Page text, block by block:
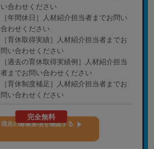
い合わせください
［年間休日］人材紹介担当者までお問い
合わせください
［育休取得実績］人材紹介担当者までお
問い合わせください
［過去の育休取得実績例］人材紹介担当
者までお問い合わせください
［育休制度補足］人材紹介担当者までお
問い合わせください
完全無料
現在の募集要項を確認する